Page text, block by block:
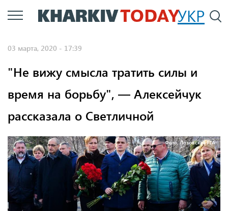
Перейти
к
УКР
03 марта, 2020 - 17:39
"Не вижу смысла тратить силы и
время на борьбу", — Алексейчук
рассказала о Светличной
Фото: Лозовская РГА